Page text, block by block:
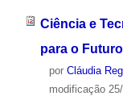
Ciência e
para o Futuro
por Cláudia
modificação25/